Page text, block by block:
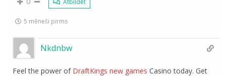
Atbildēt
5 mēneši pirms
Nkdnbw
Feel the power of DraftKings new games Casino today. Get